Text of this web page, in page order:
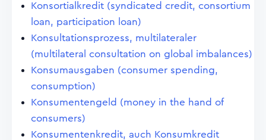
Konsortialkredit (syndicated credit, consortium
loan, participation loan)
Konsultationsprozess, multilateraler
(multilateral consultation on global imbalances)
Konsumausgaben (consumer spending,
consumption)
Konsumentengeld (money in the hand of
consumers)
Konsumentenkredit, auch Konsumkredit